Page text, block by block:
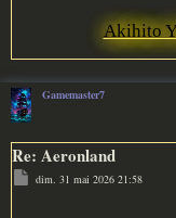
Akihito
Gamemaster7
Re: Aeronland
M
e
dim. 31 mai 2026 21:58